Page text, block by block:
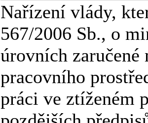
Nařízení vlády,
567/2006 Sb., o
úrovních zaručené
pracovního
práci ve ztíženém